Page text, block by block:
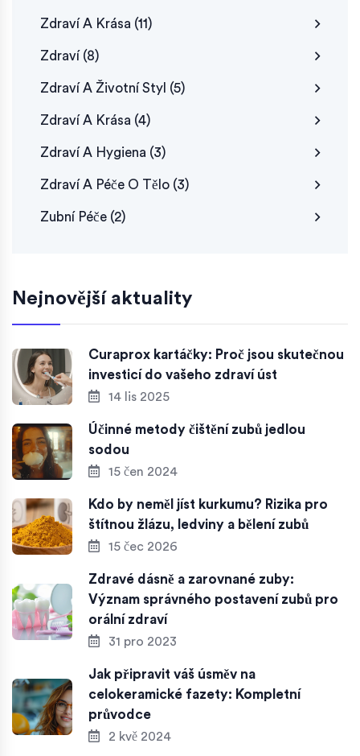
Zdraví A Krása (11)
Zdraví (8)
Zdraví A Životní Styl (5)
Zdraví A Krása (4)
Zdraví A Hygiena (3)
Zdraví A Péče O Tělo (3)
Zubní Péče (2)
Nejnovější aktuality
Curaprox kartáčky: Proč jsou skutečnou
investicí do vašeho zdraví úst
14 lis 2025
Účinné metody čištění zubů jedlou
sodou
15 čen 2024
Kdo by neměl jíst kurkumu? Rizika pro
štítnou žlázu, ledviny a bělení zubů
15 čec 2026
Zdravé dásně a zarovnané zuby:
Význam správného postavení zubů pro
orální zdraví
31 pro 2023
Jak připravit váš úsměv na
celokeramické fazety: Kompletní
průvodce
2 kvě 2024